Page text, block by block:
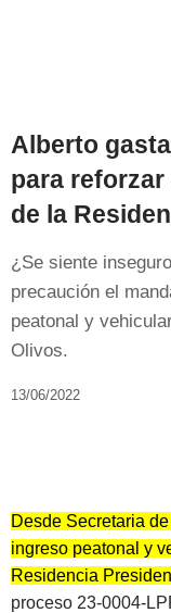
Alberto
para
de la
¿Se siente
precaución el
peatonal y
Olivos.
13/06/2022
Desde Secretaria
ingreso peatonal y
Residencia
proceso 23-0004-